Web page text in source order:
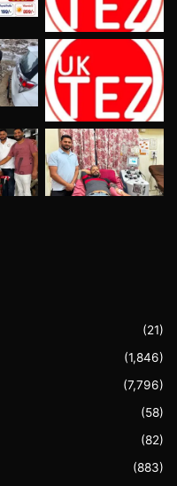
(21)
(1,846)
(7,796)
(58)
(82)
(883)